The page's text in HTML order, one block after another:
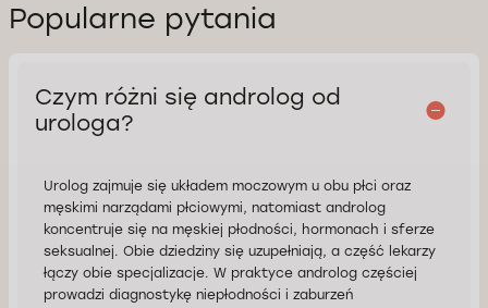
Popularne pytania
Czym różni się androlog od
urologa?
Urolog zajmuje się układem moczowym u obu płci oraz
męskimi narządami płciowymi, natomiast androlog
koncentruje się na męskiej płodności, hormonach i sferze
seksualnej. Obie dziedziny się uzupełniają, a część lekarzy
łączy obie specjalizacje. W praktyce androlog częściej
prowadzi diagnostykę niepłodności i zaburzeń